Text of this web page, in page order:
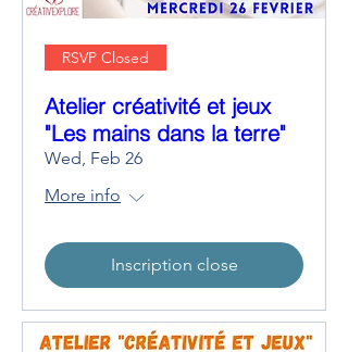
RSVP Closed
Atelier créativité et jeux
"Les mains dans la terre"
Wed, Feb 26
More info
Inscription close